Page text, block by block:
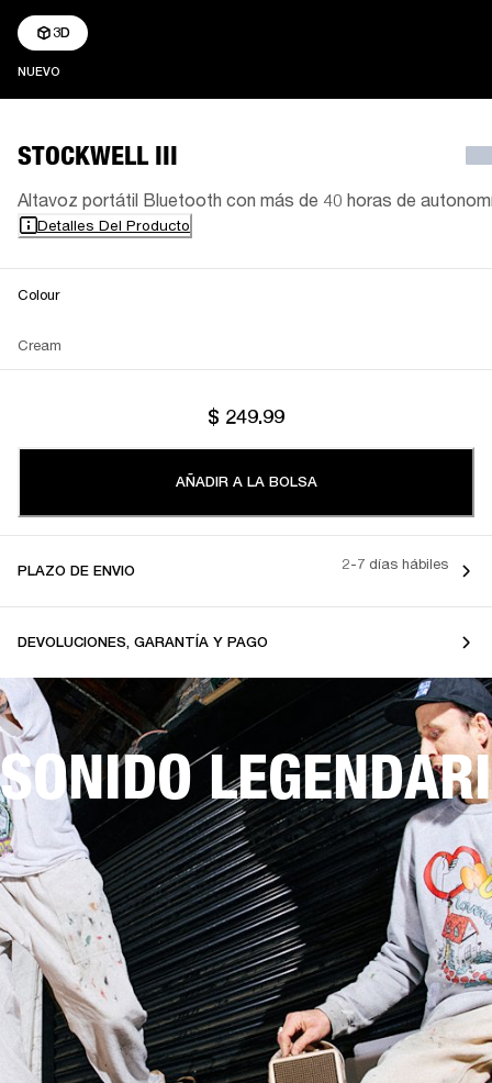
NUEVO
3D
STOCKWELL III
Altavoz portátil Bluetooth con más de 40 horas de
Detalles Del Producto
Colour
Cream
$ 249.99
AÑADIR A LA BOLSA
PLAZO DE ENVIO 2-7 días hábiles
DEVOLUCIONES, GARANTÍA Y PAGO
SONIDO